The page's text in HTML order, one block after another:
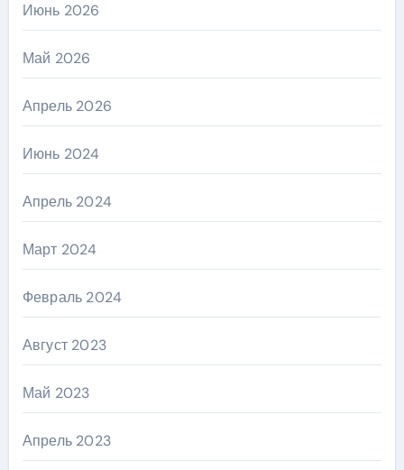
Июнь 2026
Май 2026
Апрель 2026
Июнь 2024
Апрель 2024
Март 2024
Февраль 2024
Август 2023
Май 2023
Апрель 2023